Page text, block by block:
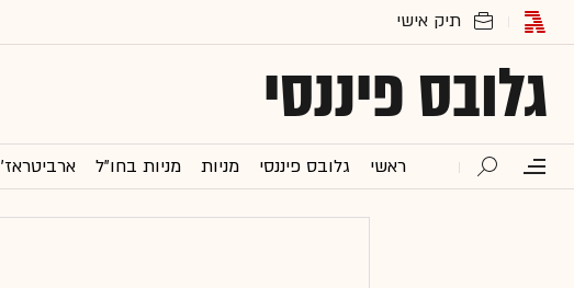
גלובס פיננסי
ראשי גלובס פיננסי מניות מניות בחו"ל ארביטראז'